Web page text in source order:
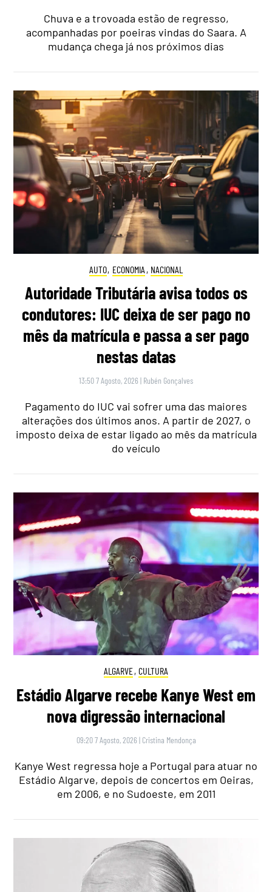
Chuva e a trovoada estão de regresso,
acompanhadas por poeiras vindas do Saara. A
mudança chega já nos próximos dias
AUTO, ECONOMIA , NACIONAL
Autoridade Tributária avisa todos os
condutores: IUC deixa de ser pago no
mês da matrícula e passa a ser pago
nestas datas
13:50 7 Agosto, 2026 | Rubén Gonçalves
Pagamento do IUC vai sofrer uma das maiores
alterações dos últimos anos. A partir de 2027, o
imposto deixa de estar ligado ao mês da matrícula
do veículo
ALGARVE, CULTURA
Estádio Algarve recebe Kanye West em
nova digressão internacional
09:20 7 Agosto, 2026 | Cristina Mendonça
Kanye West regressa hoje a Portugal para atuar no
Estádio Algarve, depois de concertos em Oeiras,
em 2006, e no Sudoeste, em 2011